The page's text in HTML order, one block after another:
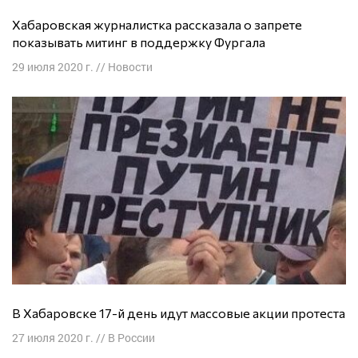
Хабаровская журналистка рассказала о запрете
показывать митинг в поддержку Фургала
29 июля 2020 г. // Новости
В Хабаровске 17-й день идут массовые акции протеста
27 июля 2020 г. // В России